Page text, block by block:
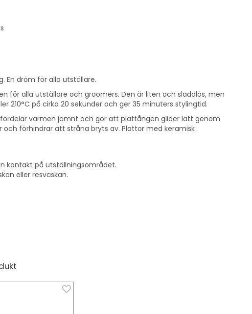
En dröm för alla utställare.
för alla utställare och groomers. Den är liten och sladdlös, men
210°C på cirka 20 sekunder och ger 35 minuters stylingtid.
värmen jämnt och gör att plattången glider lätt genom
och förhindrar att stråna bryts av. Plattor med keramisk
kontakt på utställningsområdet.
eller resväskan.